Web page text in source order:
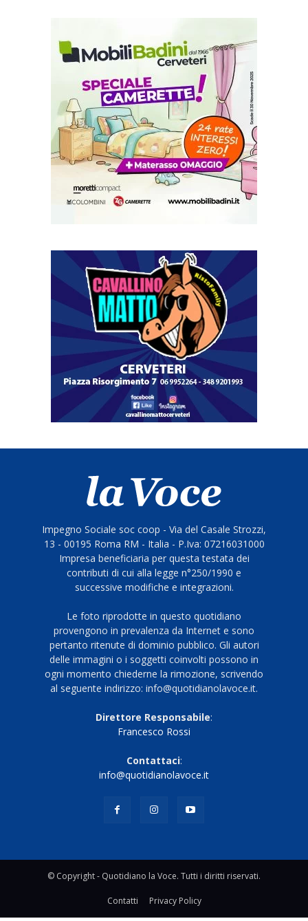
Impegno Sociale soc coop - Via del Casale Strozzi,
13 - 00195 Roma RM - Italia - P.Iva: 07216031000
Impresa beneficiaria per questa testata dei
contributi di cui alla legge n°250/1990 e
successive modifiche e integrazioni.
Le foto riprodotte in questo quotidiano
provengono in prevalenza da Internet e sono
pertanto ritenute di dominio pubblico. Gli autori
delle immagini o i soggetti coinvolti possono in
ogni momento chiederne la rimozione, scrivendo
al seguente indirizzo: info@quotidianolavoce.it.
Direttore Responsabile:
Francesco Rossi
Contattaci:
info@quotidianolavoce.it
© Copyright - Quotidiano la Voce. Tutti i diritti riservati.
Contatti Privacy Policy